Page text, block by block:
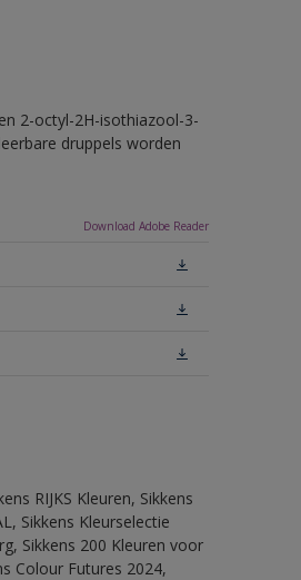
2-octyl-2H-isothiazool-3-
druppels worden
Download Adobe Reader
RIJKS Kleuren, Sikkens
Sikkens Kleurselectie
Sikkens 200 Kleuren voor
Colour Futures 2024,